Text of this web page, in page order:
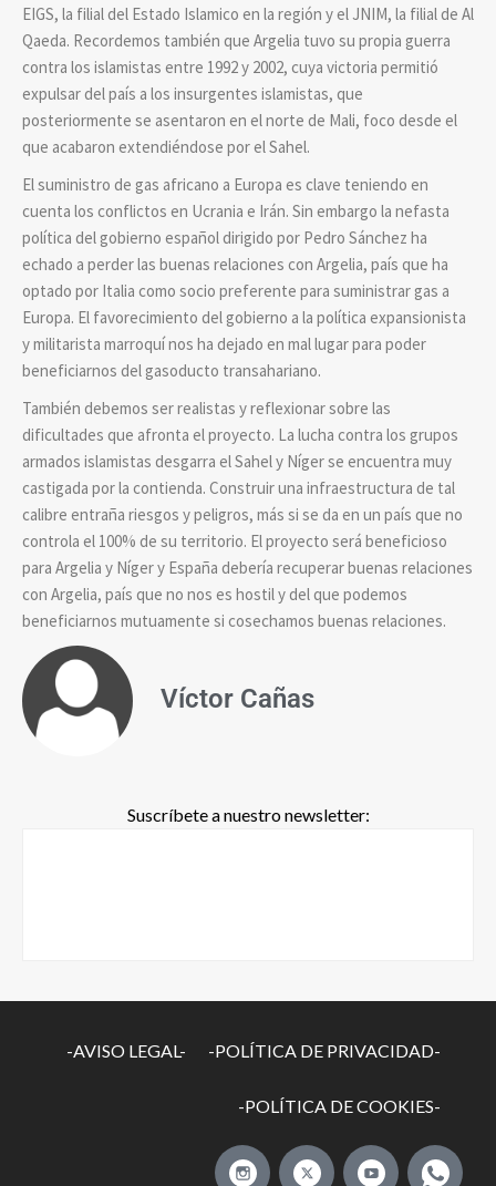
EIGS, la filial del Estado Islamico en la región y el JNIM, la filial de Al
Qaeda. Recordemos también que Argelia tuvo su propia guerra
contra los islamistas entre 1992 y 2002, cuya victoria permitió
expulsar del país a los insurgentes islamistas, que
posteriormente se asentaron en el norte de Mali, foco desde el
que acabaron extendiéndose por el Sahel.
El suministro de gas africano a Europa es clave teniendo en
cuenta los conflictos en Ucrania e Irán. Sin embargo la nefasta
política del gobierno español dirigido por Pedro Sánchez ha
echado a perder las buenas relaciones con Argelia, país que ha
optado por Italia como socio preferente para suministrar gas a
Europa. El favorecimiento del gobierno a la política expansionista
y militarista marroquí nos ha dejado en mal lugar para poder
beneficiarnos del gasoducto transahariano.
También debemos ser realistas y reflexionar sobre las
dificultades que afronta el proyecto. La lucha contra los grupos
armados islamistas desgarra el Sahel y Níger se encuentra muy
castigada por la contienda. Construir una infraestructura de tal
calibre entraña riesgos y peligros, más si se da en un país que no
controla el 100% de su territorio. El proyecto será beneficioso
para Argelia y Níger y España debería recuperar buenas relaciones
con Argelia, país que no nos es hostil y del que podemos
beneficiarnos mutuamente si cosechamos buenas relaciones.
Víctor Cañas
Suscríbete a nuestro newsletter:
-AVISO LEGAL- -POLÍTICA DE PRIVACIDAD-
-POLÍTICA DE COOKIES-